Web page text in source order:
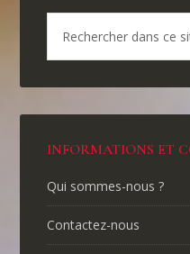
INFORMATIONS ET
Qui sommes-nous ?
Contactez-nous